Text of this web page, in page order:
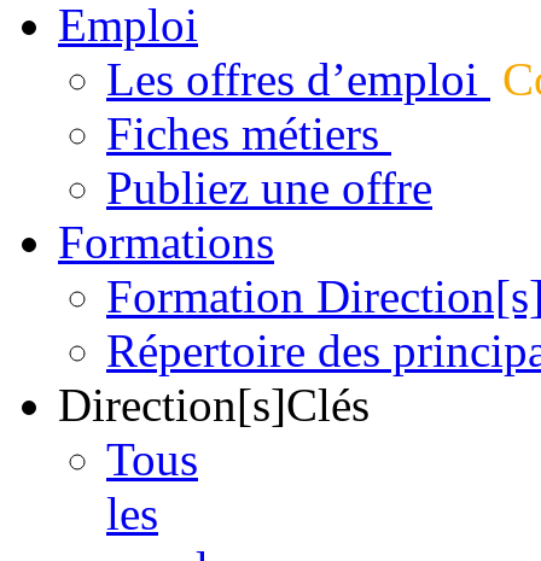
Emploi
Les offres d’emploi
Fiches métiers
Publiez une offre
Formations
Formation
Répertoire des
Direction[s]Clés
Tous
les